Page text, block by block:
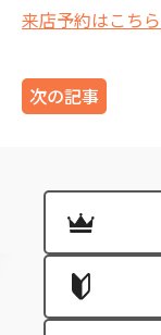
来店予約はこち
次の記事